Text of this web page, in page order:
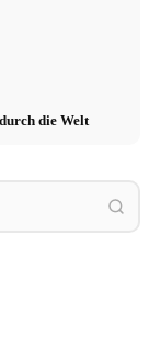
die Welt